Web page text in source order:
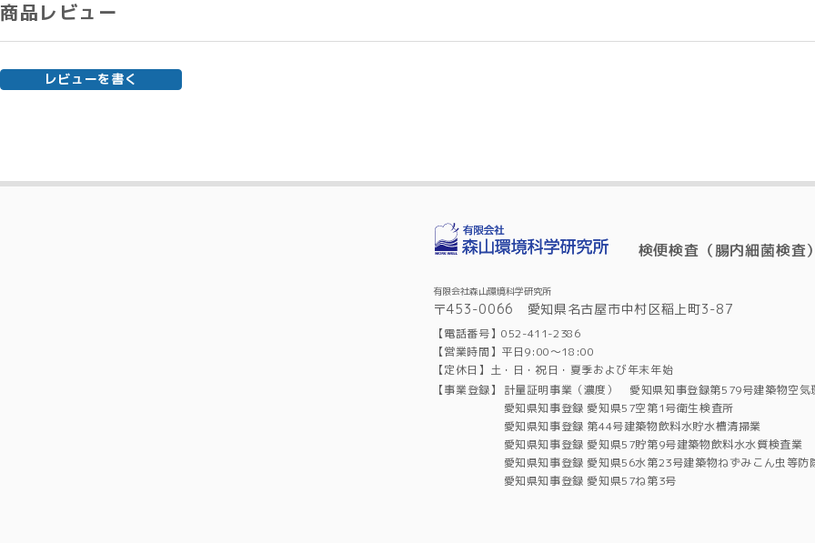
商品レビュー
レビューを書く
検便検査（腸内細菌検査）
有限会社森山環境科学研究所
〒453-0066 愛知県名古屋市中村区稲上町3-87
【電話番号】052-411-2386
【営業時間】平日9:00～18:00
【定休日】土・日・祝日・夏季および年末年始
【事業登録】
計量証明事業（濃度） 愛知県知事登録第579号建築物空気
愛知県知事登録 愛知県57空第1号衛生検査所
愛知県知事登録 第44号建築物飲料水貯水槽清掃業
愛知県知事登録 愛知県57貯第9号建築物飲料水水質検査業
愛知県知事登録 愛知県56水第23号建築物ねずみこん虫等防
愛知県知事登録 愛知県57ね第3号